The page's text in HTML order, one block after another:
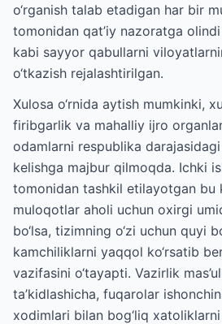
o‘rganish talab etadigan har bir
tomonidan qat’iy nazoratga
kabi sayyor qabullarni
o‘tkazish rejalashtirilgan.
Xulosa o‘rnida aytish mumkinki,
firibgarlik va mahalliy ijro
odamlarni respublika
kelishga majbur qilmoqda. Ichki
tomonidan tashkil etilayotgan bu
muloqotlar aholi uchun oxirgi
bo‘lsa, tizimning o‘zi uchun quyi
kamchiliklarni yaqqol ko‘rsatib
vazifasini o‘tayapti. Vazirlik
ta’kidlashicha, fuqarolar
xodimlari bilan bog‘liq